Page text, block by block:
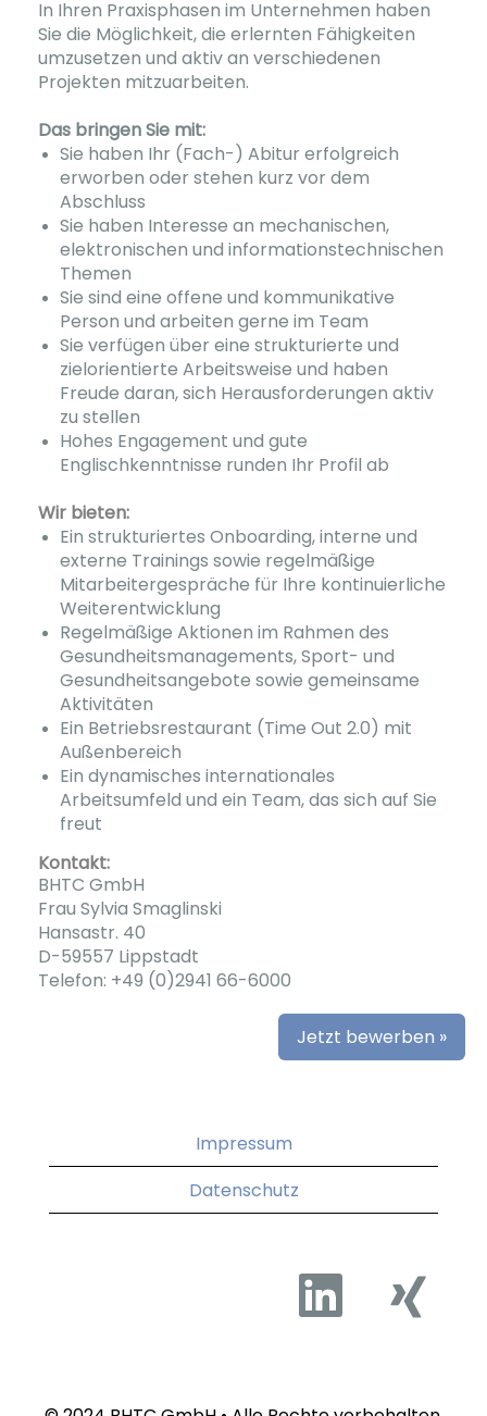
In Ihren Praxisphasen im Unternehmen haben
Sie die Möglichkeit, die erlernten Fähigkeiten
umzusetzen und aktiv an verschiedenen
Projekten mitzuarbeiten.
Das bringen Sie mit:
Sie haben Ihr (Fach-) Abitur erfolgreich
erworben oder stehen kurz vor dem
Abschluss
Sie haben Interesse an mechanischen,
elektronischen und informationstechnischen
Themen
Sie sind eine offene und kommunikative
Person und arbeiten gerne im Team
Sie verfügen über eine strukturierte und
zielorientierte Arbeitsweise und haben
Freude daran, sich Herausforderungen aktiv
zu stellen
Hohes Engagement und gute
Englischkenntnisse runden Ihr Profil ab
Wir bieten:
Ein strukturiertes Onboarding, interne und
externe Trainings sowie regelmäßige
Mitarbeitergespräche für Ihre kontinuierliche
Weiterentwicklung
Regelmäßige Aktionen im Rahmen des
Gesundheitsmanagements, Sport- und
Gesundheitsangebote sowie gemeinsame
Aktivitäten
Ein Betriebsrestaurant (Time Out 2.0) mit
Außenbereich
Ein dynamisches internationales
Arbeitsumfeld und ein Team, das sich auf Sie
freut
Kontakt:
BHTC GmbH
Frau Sylvia Smaglinski
Hansastr. 40
D-59557 Lippstadt
Telefon: +49 (0)2941 66-6000
Jetzt bewerben »
Impressum
Datenschutz
W
r